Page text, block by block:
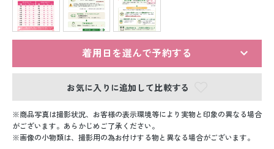
留袖レンタル
スーツレンタル
色打掛&紋付袴レンタル
白無垢&紋付袴レンタル
着用日を選んで予約する
お気に入りに追加して比較する
商品写真は撮影状況、お客様の表示環境等により実物と印象の異なる場合
がございます。あらかじめご了承ください。
画像の小物類は、撮影用の為お付けする物と異なる場合がございます。